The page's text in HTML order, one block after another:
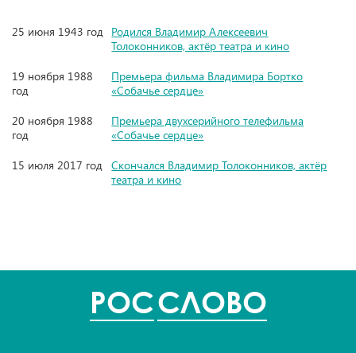
25 июня 1943 год Родился Владимир Алексеевич
Толоконников, актёр театра и кино
19 ноября 1988
год
Премьера фильма Владимира Бортко
«Собачье сердце»
20 ноября 1988
год
Премьера двухсерийного телефильма
«Собачье сердце»
15 июля 2017 год
Скончался Владимир Толоконников, актёр
театра и кино
POCСЛОВО